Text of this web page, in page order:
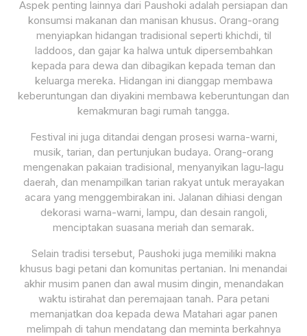
Aspek penting lainnya dari Paushoki adalah persiapan dan
konsumsi makanan dan manisan khusus. Orang-orang
menyiapkan hidangan tradisional seperti khichdi, til
laddoos, dan gajar ka halwa untuk dipersembahkan
kepada para dewa dan dibagikan kepada teman dan
keluarga mereka. Hidangan ini dianggap membawa
keberuntungan dan diyakini membawa keberuntungan dan
kemakmuran bagi rumah tangga.
Festival ini juga ditandai dengan prosesi warna-warni,
musik, tarian, dan pertunjukan budaya. Orang-orang
mengenakan pakaian tradisional, menyanyikan lagu-lagu
daerah, dan menampilkan tarian rakyat untuk merayakan
acara yang menggembirakan ini. Jalanan dihiasi dengan
dekorasi warna-warni, lampu, dan desain rangoli,
menciptakan suasana meriah dan semarak.
Selain tradisi tersebut, Paushoki juga memiliki makna
khusus bagi petani dan komunitas pertanian. Ini menandai
akhir musim panen dan awal musim dingin, menandakan
waktu istirahat dan peremajaan tanah. Para petani
memanjatkan doa kepada dewa Matahari agar panen
melimpah di tahun mendatang dan meminta berkahnya